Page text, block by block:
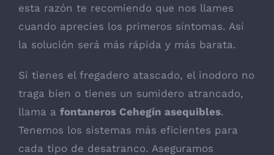
esta razón te recomiendo que nos llames
cuando aprecies los primeros síntomas. Así
la solución será más rápida y más barata.
Si tienes el fregadero atascado, el inodoro no
traga bien o tienes un sumidero atrancado,
llama a fontaneros Cehegín asequibles.
Tenemos los sistemas más eficientes para
cada tipo de desatranco. Aseguramos